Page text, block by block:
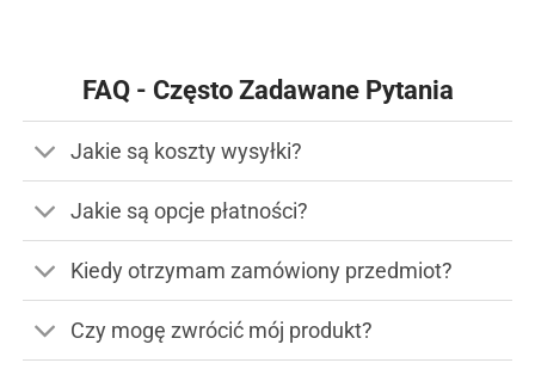
FAQ - Często Zadawane Pytania
Jakie są koszty wysyłki?
Jakie są opcje płatności?
Kiedy otrzymam zamówiony przedmiot?
Czy mogę zwrócić mój produkt?